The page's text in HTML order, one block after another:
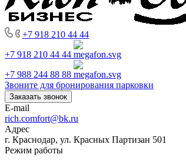
+7 918 210 44 44
+7 918 210 44 44
+7 988 244 88 88
Звоните для бронирования парковки
Заказать звонок
E-mail
rich.comfort@bk.ru
Адрес
г. Краснодар, ул. Красных Партизан 501
Режим работы